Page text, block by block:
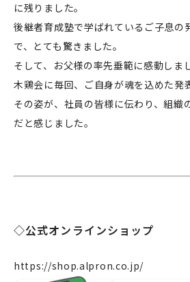
に残りました。
後継者育成塾で学ばれているご子息の
で、とても驚きました。
そして、お父様の率先垂範に感動しま
木鶏会に毎回、ご自身が魂を込めた発
その姿が、社員の皆様に伝わり、組織
だと感じました。
◇公式オンラインショップ
https://shop.alpron.co.jp/